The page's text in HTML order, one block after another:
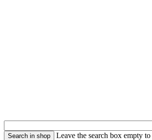
Leave the search box empty